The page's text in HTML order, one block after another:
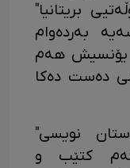
بریتانیا"
به‌رده‌وام
یۆنسیش هه‌م
ده‌ست ده‌کا
نویسی"
کتێب و